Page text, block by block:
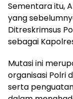
Sementara itu,
yang
Ditreskrimsus
sebagai
Mutasi ini
organisasi Polri
serta